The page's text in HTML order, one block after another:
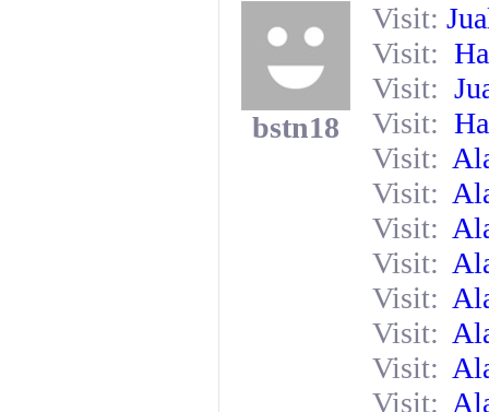
bstn18
Visit:
Visit:
Visit:
Visit:
Visit:
Visit:
Visit:
Visit:
Visit:
Visit:
Visit:
Visit: